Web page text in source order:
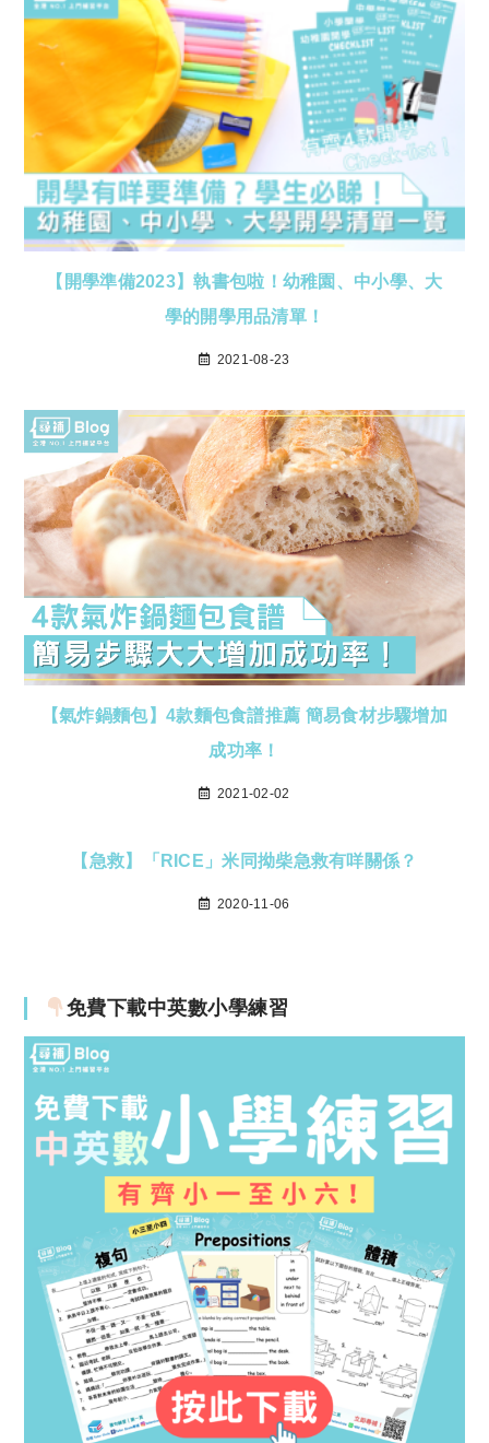
【開學準備2023】執書包啦！幼稚園、中小學、大
學的開學用品清單！
2021-08-23
【氣炸鍋麵包】4款麵包食譜推薦 簡易食材步驟增加
成功率！
2021-02-02
【急救】「RICE」米同拗柴急救有咩關係？
2020-11-06
免費下載中英數小學練習